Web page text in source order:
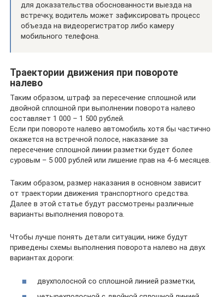
для доказательства обоснованности выезда на
встречку, водитель может зафиксировать процесс
объезда на видеорегистратор либо камеру
мобильного телефона.
Траектории движения при повороте
налево
Таким образом, штраф за пересечение сплошной или
двойной сплошной при выполнении поворота налево
составляет 1 000 – 1 500 рублей.
Если при повороте налево автомобиль хотя бы частично
окажется на встречной полосе, наказание за
пересечение сплошной линии разметки будет более
суровым – 5 000 рублей или лишение прав на 4-6 месяцев.
Таким образом, размер наказания в основном зависит
от траектории движения транспортного средства.
Далее в этой статье будут рассмотрены различные
варианты выполнения поворота.
Чтобы лучше понять детали ситуации, ниже будут
приведены схемы выполнения поворота налево на двух
вариантах дороги:
двухполосной со сплошной линией разметки,